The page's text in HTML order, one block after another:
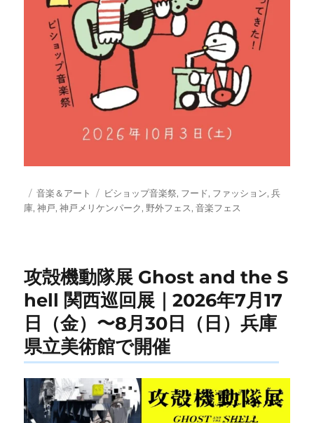
投
稿
カ
テ
音楽＆アート
タ
グ
ビショップ音楽祭, フード, ファッション,兵
庫,神戸,神戸メリケンパーク, 野外フェス,音楽フェス
攻殻機動隊展 Ghost and the S
hell 関西巡回展｜2026年7月17
日（金）〜8月30日（日）兵庫
県立美術館で開催